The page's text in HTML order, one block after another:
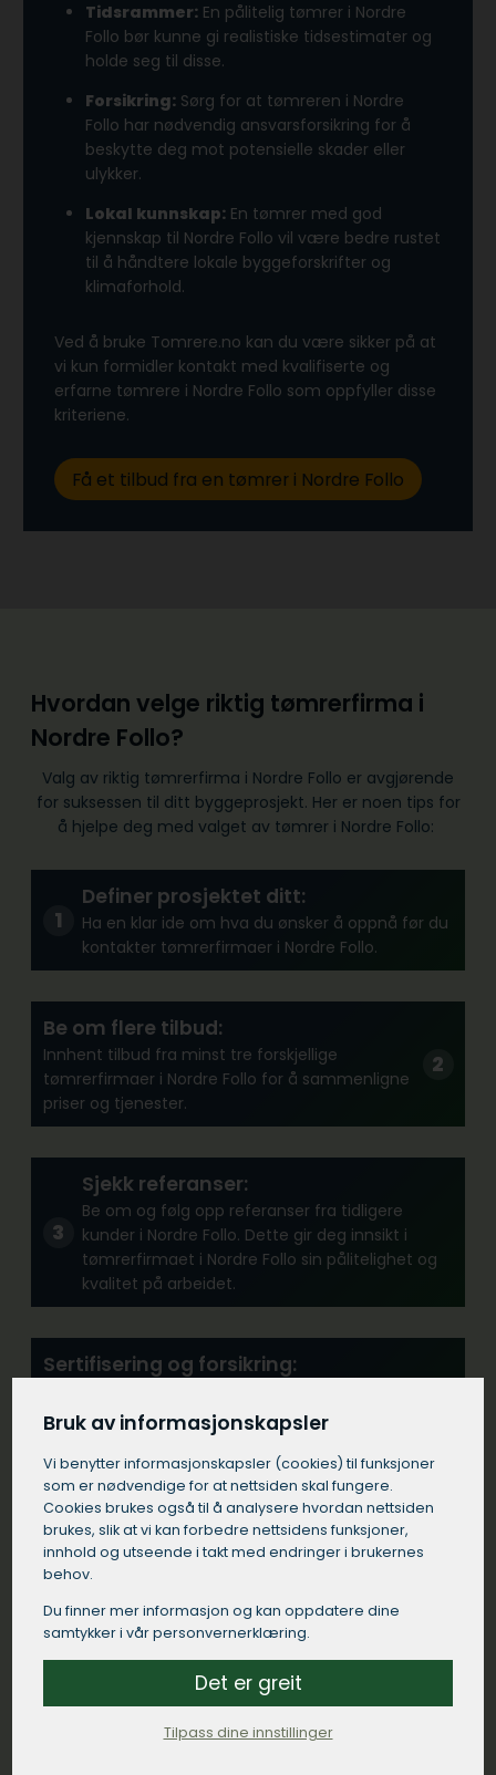
Tidsrammer: En pålitelig tømrer i Nordre
Follo bør kunne gi realistiske tidsestimater og
holde seg til disse.
Forsikring: Sørg for at tømreren i Nordre
Follo har nødvendig ansvarsforsikring for å
beskytte deg mot potensielle skader eller
ulykker.
Lokal kunnskap: En tømrer med god
kjennskap til Nordre Follo vil være bedre rustet
til å håndtere lokale byggeforskrifter og
klimaforhold.
Ved å bruke Tomrere.no kan du være sikker på at
vi kun formidler kontakt med kvalifiserte og
erfarne tømrere i Nordre Follo som oppfyller disse
kriteriene.
Få et tilbud fra en tømrer i Nordre Follo
Hvordan velge riktig tømrerfirma i
Nordre Follo?
Valg av riktig tømrerfirma i Nordre Follo er avgjørende
for suksessen til ditt byggeprosjekt. Her er noen tips for
å hjelpe deg med valget av tømrer i Nordre Follo:
Definer prosjektet ditt:
Ha en klar ide om hva du ønsker å oppnå før du
kontakter tømrerfirmaer i Nordre Follo.
Be om flere tilbud:
Innhent tilbud fra minst tre forskjellige
tømrerfirmaer i Nordre Follo for å sammenligne
priser og tjenester.
Sjekk referanser:
Be om og følg opp referanser fra tidligere
kunder i Nordre Follo. Dette gir deg innsikt i
tømrerfirmaet i Nordre Follo sin pålitelighet og
kvalitet på arbeidet.
Sertifisering og forsikring:
har alle nødvendige sertifikater og at de er
Erfaring:
Se etter et tømrerfirma med erfaring fra
lignende prosjekter i Nordre Follo.
Velg et tømrerfirma i Nordre Follo som
kommuniserer tydelig og responderer raskt på
dine henvendelser.
Bruk av informasjonskapsler
Vi benytter informasjons­kapsler (cookies) til funksjoner
som er nødvendige for at nettsiden skal fungere.
Cookies brukes også til å analysere hvordan nettsiden
brukes, slik at vi kan forbedre nettsidens funksjoner,
innhold og utseende i takt med endringer i brukernes
behov.
Du finner mer informasjon og kan oppdatere dine
samtykker i vår personvernerklæring.
Det er greit
Tilpass dine innstillinger